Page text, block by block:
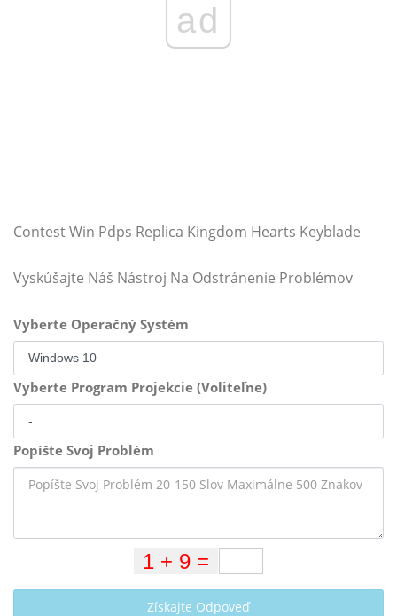
ad
Contest Win Pdps Replica Kingdom Hearts Keyblade
Vyskúšajte Náš Nástroj Na Odstránenie Problémov
Vyberte Operačný Systém
Vyberte Program Projekcie (Voliteľne)
Popíšte Svoj Problém
Získajte Odpoveď